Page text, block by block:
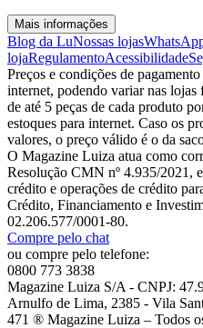
Mais informações
Blog da LuNossas lojas
lojaRegulamentoAcessibilidade
Preços e condições de
internet, podendo variar nas
de até 5 peças de cada produto
estoques para internet. Caso os
valores, o preço válido é o da
O Magazine Luiza atua como
Resolução CMN nº 4.935/2021,
crédito e operações de crédito
Crédito, Financiamento e
02.206.577/0001-80.
Compre pelo chat
ou compre pelo telefone:
0800 773 3838
Magazine Luiza S/A - CNPJ:
Arnulfo de Lima, 2385 - Vila
471 ® Magazine Luiza – Todos